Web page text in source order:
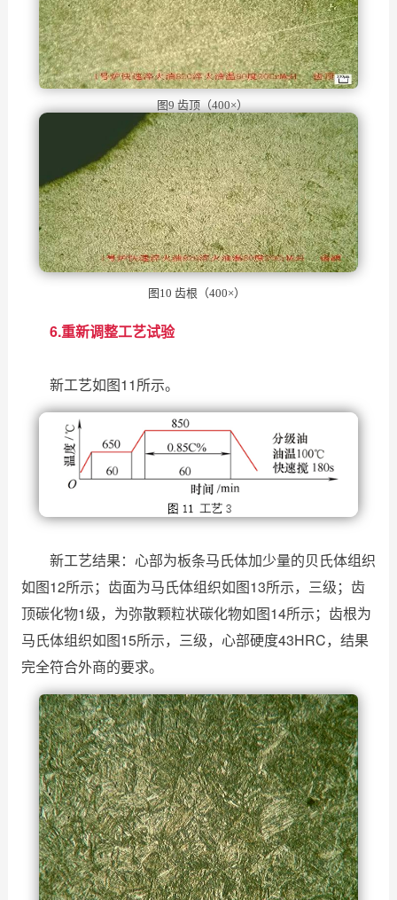
图9 齿顶（400×）
图10 齿根（400×）
6.重新调整工艺试验
新工艺如图11所示。
新工艺结果：心部为板条马氏体加少量的贝氏体组织
如图12所示；齿面为马氏体组织如图13所示，三级；齿
顶碳化物1级，为弥散颗粒状碳化物如图14所示；齿根为
马氏体组织如图15所示，三级，心部硬度43HRC，结果
完全符合外商的要求。